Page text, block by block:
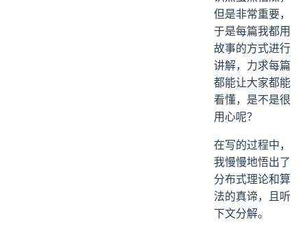
可用性
性能
学习路线
第一讲：拜占庭将军问题
第三讲：Paxos 算法
第五讲：一致性哈希
第六讲：Gossip 协议
第八讲：POW 算法
但是非常重要，
于是每篇我都用
故事的方式进行
讲解，力求每篇
都能让大家都能
看懂，是不是很
用心呢？
在写的过程中，
我慢慢地悟出了
分布式理论和算
法的真谛，且听
下文分解。